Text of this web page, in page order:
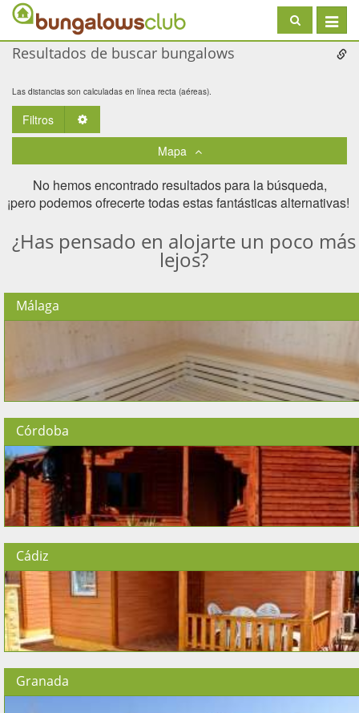
Toggle
Resultados de buscar bungalows
Las distancias son calculadas en línea recta (aéreas).
Filtros
Mapa
No hemos encontrado resultados para la búsqueda,
¡pero podemos ofrecerte todas estas fantásticas alternativas! ​
¿Has pensado en alojarte un poco más
lejos?
Málaga
Córdoba
Cádiz
Granada